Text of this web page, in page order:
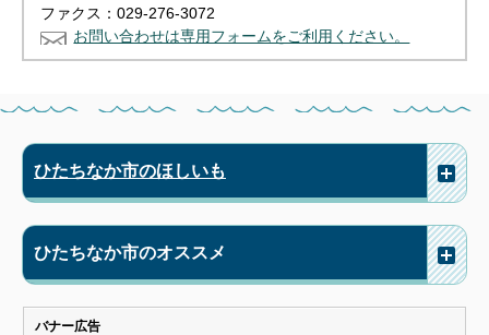
ファクス：029-276-3072
お問い合わせは専用フォームをご利用ください。
ひたちなか市のほしいも
ひたちなか市のオススメ
バナー広告